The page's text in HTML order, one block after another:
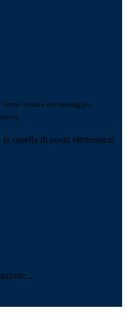
Verrà inviato un messaggio
casella di posta elettronica!